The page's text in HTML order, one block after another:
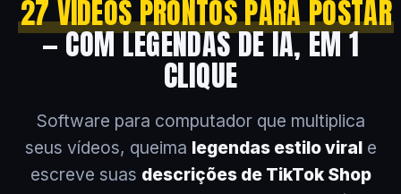
27 VÍDEOS PRONTOS PARA POSTAR
— COM LEGENDAS DE IA, EM 1
CLIQUE
Software para computador que multiplica
seus vídeos, queima legendas estilo virale
escreve suas descrições de TikTok Shop